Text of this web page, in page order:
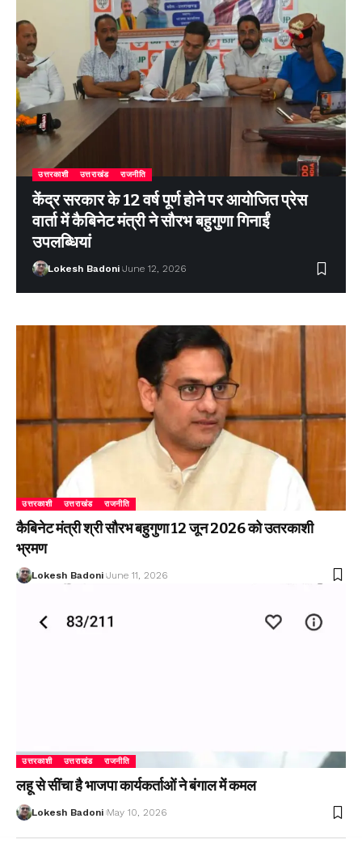
उत्तरकाशी उत्तराखंड राजनीति
केंद्र सरकार के 12 वर्ष पूर्ण होने पर आयोजित प्रेस
वार्ता में कैबिनेट मंत्री ने सौरभ बहुगुणा गिनाईं
उपलब्धियां
Lokesh Badoni June 12, 2026
उत्तरकाशी उत्तराखंड राजनीति
कैबिनेट मंत्री श्री सौरभ बहुगुणा 12 जून 2026 को उतरकाशी
भ्रमण
Lokesh Badoni June 11, 2026
उत्तरकाशी उत्तराखंड राजनीति
लहू से सींचा है भाजपा कार्यकर्ताओं ने बंगाल में कमल
Lokesh Badoni May 10, 2026